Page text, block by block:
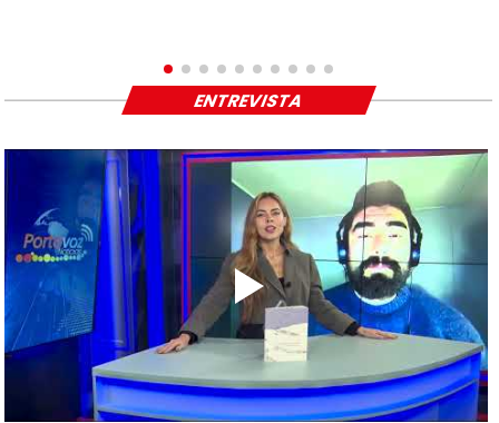
ENTREVISTA